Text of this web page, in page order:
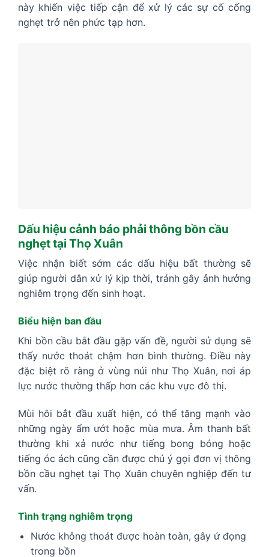
này khiến việc tiếp cận để xử lý các sự cố cống
nghẹt trở nên phức tạp hơn.
Dấu hiệu cảnh báo phải thông bồn cầu
nghẹt tại Thọ Xuân
Việc nhận biết sớm các dấu hiệu bất thường sẽ
giúp người dân xử lý kịp thời, tránh gây ảnh hưởng
nghiêm trọng đến sinh hoạt.
Biểu hiện ban đầu
Khi bồn cầu bắt đầu gặp vấn đề, người sử dụng sẽ
thấy nước thoát chậm hơn bình thường. Điều này
đặc biệt rõ ràng ở vùng núi như Thọ Xuân, nơi áp
lực nước thường thấp hơn các khu vực đô thị.
Mùi hôi bắt đầu xuất hiện, có thể tăng mạnh vào
những ngày ẩm ướt hoặc mùa mưa. Âm thanh bất
thường khi xả nước như tiếng bong bóng hoặc
tiếng óc ách cũng cần được chú ý gọi đơn vị thông
bồn cầu nghẹt tại Thọ Xuân chuyên nghiệp đến tư
vấn.
Tình trạng nghiêm trọng
Nước không thoát được hoàn toàn, gây ứ đọng
trong bồn